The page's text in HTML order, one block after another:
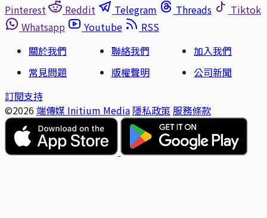
Pinterest
Reddit Telegram Threads
Tiktok
Whatsapp
Youtube
RSS
關於我們
聯絡我們
加入我們
常見問題
版權聲明
公司新聞
訂閱支持
©2026 端傳媒 Initium Media 隱私政策 服務條款